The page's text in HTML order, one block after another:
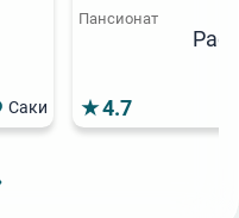
Саки
Пансионат
4.7